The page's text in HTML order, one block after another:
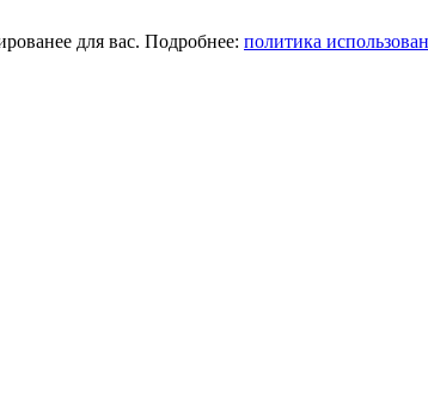
для вас. Подробнее: политика